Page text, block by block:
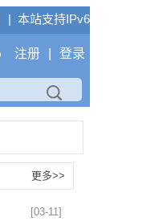
| 本站支持IPv6
注册 登录
更多>>
[03-11]